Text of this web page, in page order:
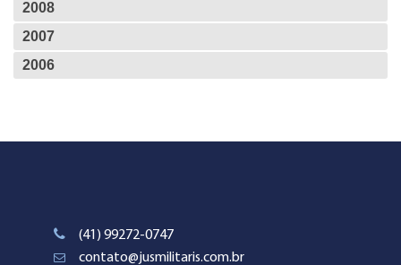
2008
2007
2006
(41) 99272-0747
contato@jusmilitaris.com.br